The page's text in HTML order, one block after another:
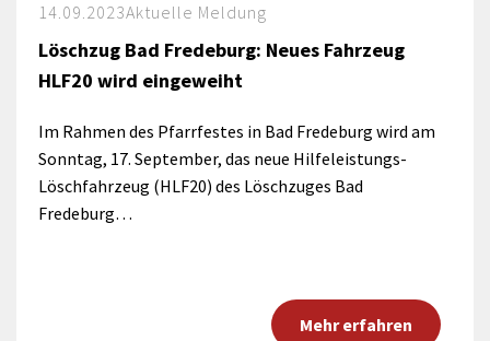
14.09.2023Aktuelle Meldung
Löschzug Bad Fredeburg: Neues Fahrzeug
HLF20 wird eingeweiht
Im Rahmen des Pfarrfestes in Bad Fredeburg wird am
Sonntag, 17. September, das neue Hilfeleistungs-
Löschfahrzeug (HLF20) des Löschzuges Bad
Fredeburg…
Mehr erfahren